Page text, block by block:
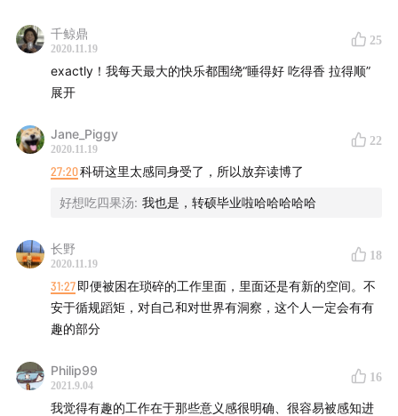
【关于 BYM】
里里，每周更新
话题建议、合作邮件发送 bymclub@outlook.com
加入 BYM 社区请关注微博话题 #ilovebymmers#
千鲸鼎
2020.11.19
25
exactly！我每天最大的快乐都围绕“睡得好 吃得香 拉得顺”
展开
Jane_Piggy
2020.11.19
22
27:20科研这里太感同身受了，所以放弃读博了
好想吃四果汤: 我也是，转硕毕业啦哈哈哈哈哈
长野
2020.11.19
18
31:27即便被困在琐碎的工作里面，里面还是有新的空间。不
安于循规蹈矩，对自己和对世界有洞察，这个人一定会有有
趣的部分
Philip99
2021.9.04
16
我觉得有趣的工作在于那些意义感很明确、很容易被感知进